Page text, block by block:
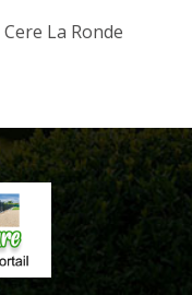
La Ronde